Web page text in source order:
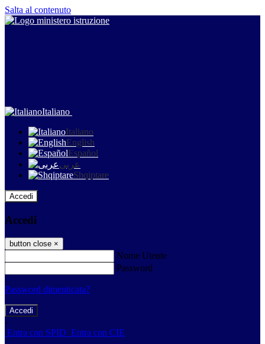
Salta al contenuto
Italiano
Italiano
English
Español
عربى
Shqiptare
Accedi
Accedi
button close ×
Nome Utente
Password
Password dimenticata?
-
Entra con SPID Entra con CIE